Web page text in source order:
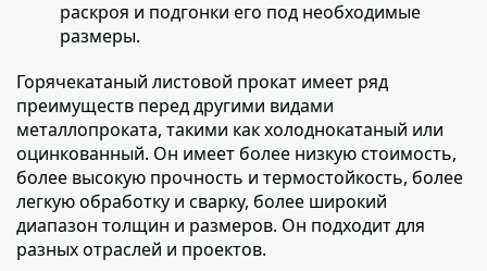
раскроя и подгонки его под необходимые
размеры.
Горячекатаный листовой прокат имеет ряд
преимуществ перед другими видами
металлопроката, такими как холоднокатаный или
оцинкованный. Он имеет более низкую стоимость,
более высокую прочность и термостойкость, более
легкую обработку и сварку, более широкий
диапазон толщин и размеров. Он подходит для
разных отраслей и проектов.